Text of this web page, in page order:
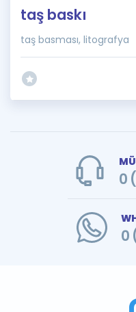
İngilizce Gramer
taş baskı
taş basması, litografya
0
0